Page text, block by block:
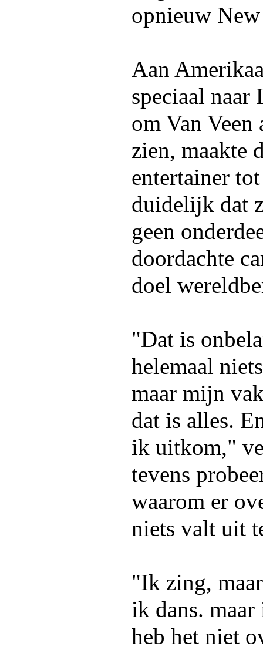
opnieuw
Aan
speciaal naar
om Van Veen
zien, maakte
entertainer
duidelijk dat
geen
doordachte
doel
"Dat is
helemaal
maar mijn
dat is alles.
ik uitkom,"
tevens
waarom er
niets valt uit
"Ik zing,
ik dans. maar
heb het niet